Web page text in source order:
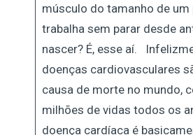
Redefinir Senha
músculo do tamanho de um
trabalha sem parar desde
nascer? É, esse aí.
doenças cardiovasculares
causa de morte no mundo,
milhões de vidas todos os
doença cardíaca é